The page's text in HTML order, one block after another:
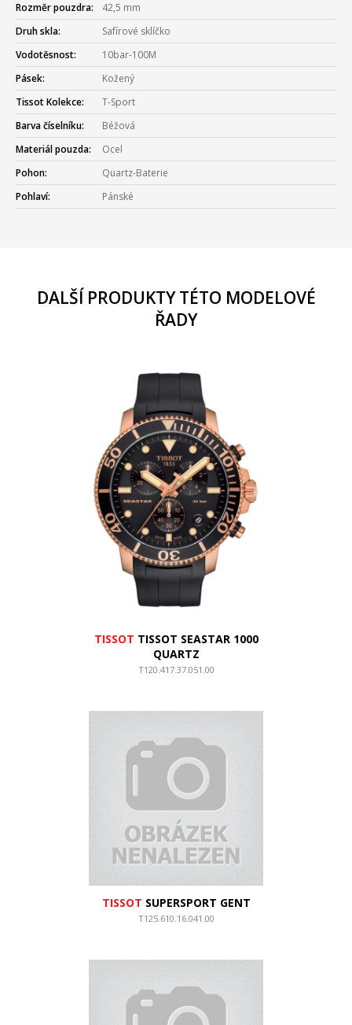
Rozměr pouzdra:
42,5 mm
Druh skla:
Safírové sklíčko
Vodotěsnost:
10bar-100M
Pásek:
Kožený
Tissot Kolekce:
T-Sport
Barva číselníku:
Béžová
Materiál pouzda:
Ocel
Pohon:
Quartz-Baterie
Pohlaví:
Pánské
DALŠÍ PRODUKTY TÉTO MODELOVÉ
ŘADY
TISSOT TISSOT SEASTAR 1000
QUARTZ
T120.417.37.051.00
TISSOT SUPERSPORT GENT
T125.610.16.041.00